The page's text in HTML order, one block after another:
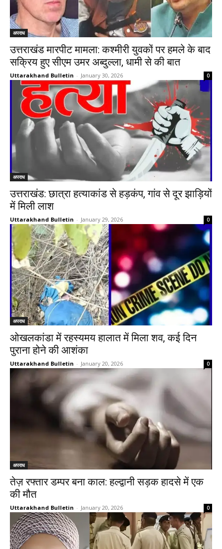
अपराध
उत्तराखंड मारपीट मामला: कश्मीरी युवकों पर हमले के बाद
सक्रिय हुए सीएम उमर अब्दुल्ला, धामी से की बात
Uttarakhand Bulletin - January 30, 2026 0
अपराध
उत्तराखंड: छात्रा हत्याकांड से हड़कंप, गांव से दूर झाड़ियों
में मिली लाश
Uttarakhand Bulletin - January 29, 2026 0
अपराध
ओखलकांडा में रहस्यमय हालात में मिला शव, कई दिन
पुराना होने की आशंका
Uttarakhand Bulletin - January 20, 2026 0
अपराध
तेज़ रफ्तार डम्पर बना काल: हल्द्वानी सड़क हादसे में एक
की मौत
Uttarakhand Bulletin - January 20, 2026 0